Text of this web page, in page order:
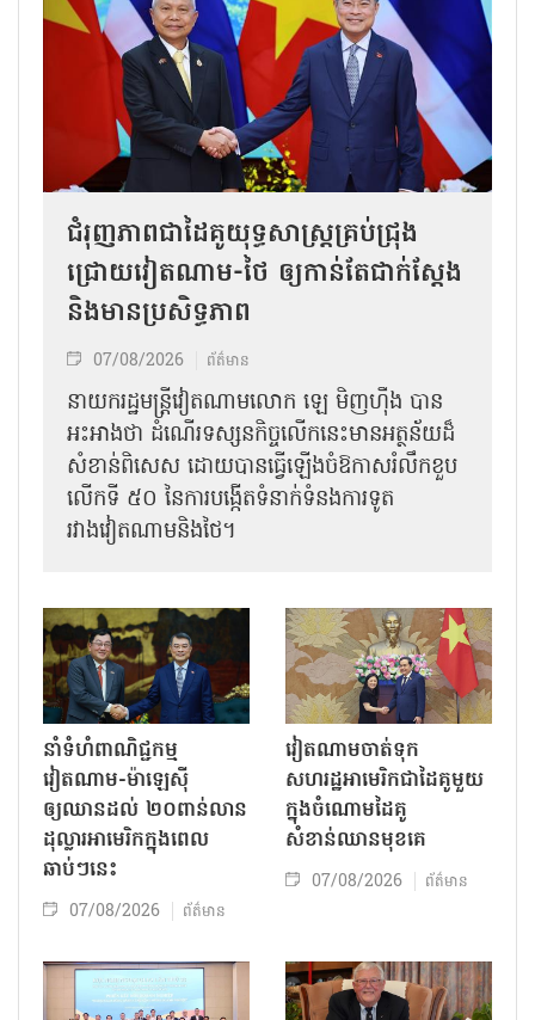
ជំរុញភាពជាដៃគូយុទ្ធសាស្ត្រគ្រប់ជ្រុង
ជ្រោយវៀតណាម-ថៃ ឲ្យកាន់តែជាក់ស្ដែង
និងមានប្រសិទ្ធភាព
07/08/2026 ព័ត៌មាន
នាយករដ្ឋមន្ត្រីវៀតណាមលោក ឡេ មិញហ៊ឹង បាន
អះអាងថា ដំណើរទស្សនកិច្ចលើកនេះមានអត្ថន័យដ៏
សំខាន់ពិសេស ដោយបានធ្វើឡើងចំឱកាសរំលឹកខួប
លើកទី ៥០ នៃការបង្កើតទំនាក់ទំនងការទូត
រវាងវៀតណាមនិងថៃ។
នាំទំហំពាណិជ្ជកម្ម
វៀតណាម-ម៉ាឡេស៊ី
ឲ្យឈានដល់ ២០ពាន់លាន
ដុល្លារអាមេរិកក្នុងពេល
ឆាប់ៗនេះ
07/08/2026 ព័ត៌មាន
វៀតណាមចាត់ទុក
សហរដ្ឋអាមេរិកជាដៃគូមួយ
ក្នុងចំណោមដៃគូ
សំខាន់ឈានមុខគេ
07/08/2026 ព័ត៌មាន